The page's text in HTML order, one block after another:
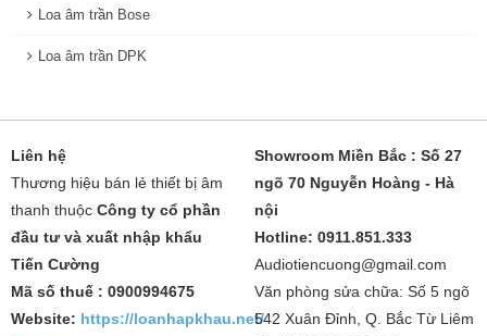
Loa âm trần Bose
Loa âm trần DPK
Liên hệ
Thương hiệu bán lẻ thiết bị âm
thanh thuộc Công ty cổ phần
đầu tư và xuất nhập khẩu
Tiến Cường
Mã số thuế : 0900994675
Website: https://loanhapkhau.net/
Showroom Miền Bắc : Số 27
ngõ 70 Nguyễn Hoàng - Hà
nội
Hotline: 0911.851.333
Audiotiencuong@gmail.com
Văn phòng sửa chữa: Số 5 ngõ
542 Xuân Đỉnh, Q. Bắc Từ Liêm